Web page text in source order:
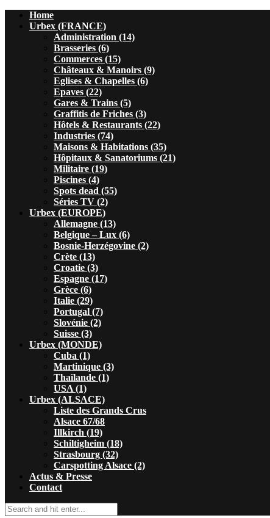
Home
Urbex (FRANCE)
Administration (14)
Brasseries (6)
Commerces (15)
Châteaux & Manoirs (9)
Eglises & Chapelles (6)
Epaves (22)
Gares & Trains (5)
Graffitis de Friches (3)
Hôtels & Restaurants (22)
Industries (74)
Maisons & Habitations (35)
Hôpitaux & Sanatoriums (21)
Militaire (19)
Piscines (4)
Spots dead (55)
Séries TV (2)
Urbex (EUROPE)
Allemagne (13)
Belgique – Lux (6)
Bosnie-Herzégovine (2)
Crète (13)
Croatie (3)
Espagne (17)
Grèce (6)
Italie (29)
Portugal (7)
Slovénie (2)
Suisse (3)
Urbex (MONDE)
Cuba (1)
Martinique (3)
Thaïlande (1)
USA (1)
Urbex (ALSACE)
Liste des Grands Crus
Alsace 67/68
Illkirch (19)
Schiltigheim (18)
Strasbourg (32)
Carspotting Alsace (2)
Actus & Presse
Contact